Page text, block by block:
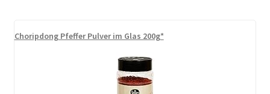
Choripdong Pfeffer Pulver im Glas 200g*